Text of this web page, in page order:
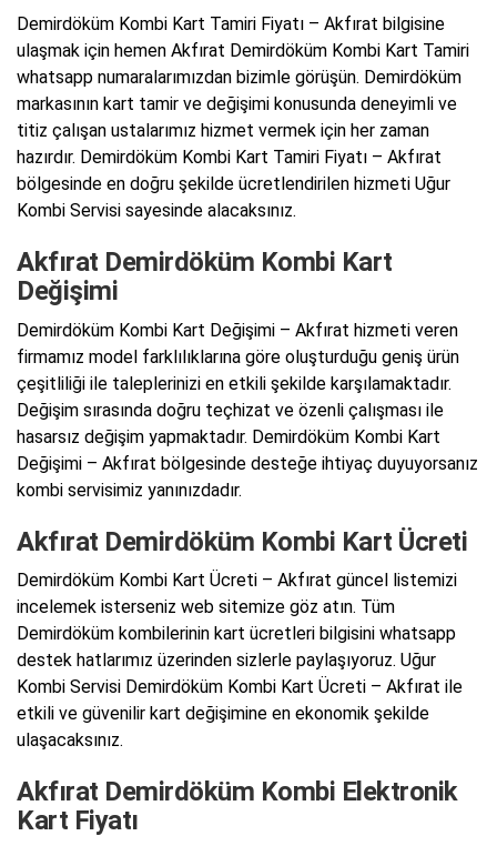
Demirdöküm Kombi Kart Tamiri Fiyatı – Akfırat bilgisine
ulaşmak için hemen Akfırat Demirdöküm Kombi Kart Tamiri
whatsapp numaralarımızdan bizimle görüşün. Demirdöküm
markasının kart tamir ve değişimi konusunda deneyimli ve
titiz çalışan ustalarımız hizmet vermek için her zaman
hazırdır. Demirdöküm Kombi Kart Tamiri Fiyatı – Akfırat
bölgesinde en doğru şekilde ücretlendirilen hizmeti Uğur
Kombi Servisi sayesinde alacaksınız.
Akfırat Demirdöküm Kombi Kart
Değişimi
Demirdöküm Kombi Kart Değişimi – Akfırat hizmeti veren
firmamız model farklılıklarına göre oluşturduğu geniş ürün
çeşitliliği ile taleplerinizi en etkili şekilde karşılamaktadır.
Değişim sırasında doğru teçhizat ve özenli çalışması ile
hasarsız değişim yapmaktadır. Demirdöküm Kombi Kart
Değişimi – Akfırat bölgesinde desteğe ihtiyaç duyuyorsanız
kombi servisimiz yanınızdadır.
Akfırat Demirdöküm Kombi Kart Ücreti
Demirdöküm Kombi Kart Ücreti – Akfırat güncel listemizi
incelemek isterseniz web sitemize göz atın. Tüm
Demirdöküm kombilerinin kart ücretleri bilgisini whatsapp
destek hatlarımız üzerinden sizlerle paylaşıyoruz. Uğur
Kombi Servisi Demirdöküm Kombi Kart Ücreti – Akfırat ile
etkili ve güvenilir kart değişimine en ekonomik şekilde
ulaşacaksınız.
Akfırat Demirdöküm Kombi Elektronik
Kart Fiyatı